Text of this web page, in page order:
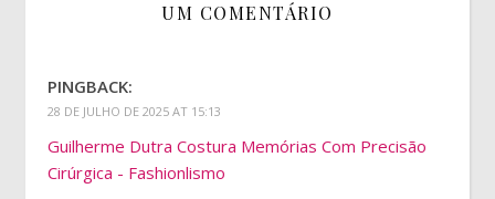
UM COMENTÁRIO
PINGBACK:
28 DE JULHO DE 2025 AT 15:13
Guilherme Dutra Costura Memórias Com Precisão
Cirúrgica - Fashionlismo